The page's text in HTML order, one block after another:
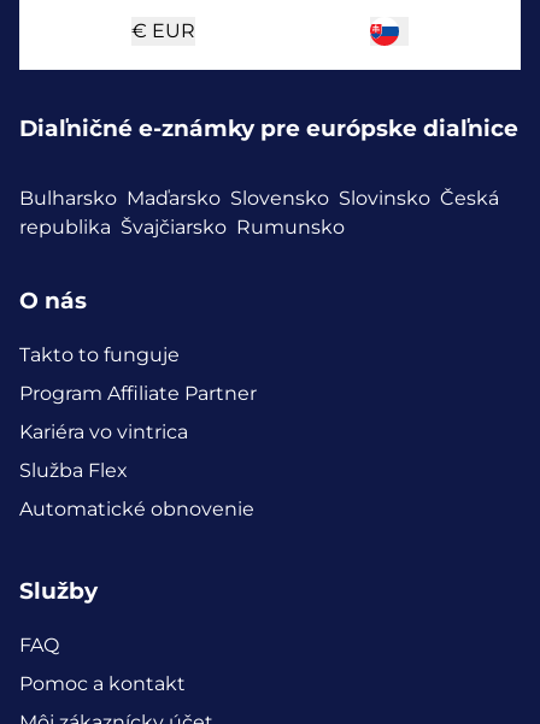
€ EUR
Diaľničné e-známky pre európske diaľnice
Bulharsko Maďarsko Slovensko Slovinsko Česká
republika Švajčiarsko Rumunsko
O nás
Takto to funguje
Program Affiliate Partner
Kariéra vo vintrica
Služba Flex
Automatické obnovenie
Služby
FAQ
Pomoc a kontakt